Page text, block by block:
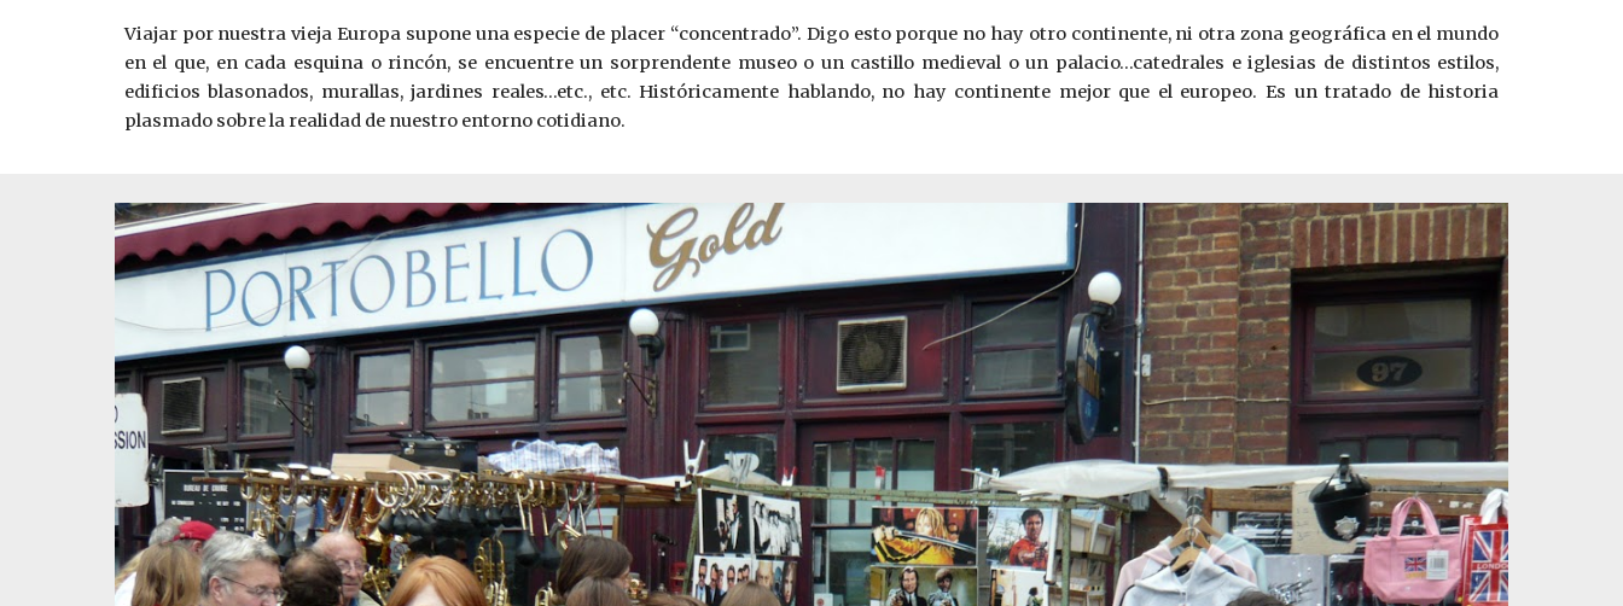
Viajar por nuestra vieja Europa supone una especie de placer “concentrado”. Digo esto porque no hay otro continente, ni otra zona geográfica en el mundo
en el que, en cada esquina o rincón, se encuentre un sorprendente museo o un castillo medieval o un palacio…catedrales e iglesias de distintos estilos,
edificios blasonados, murallas, jardines reales…etc., etc. Históricamente hablando, no hay continente mejor que el europeo. Es un tratado de historia
plasmado sobre la realidad de nuestro entorno cotidiano.